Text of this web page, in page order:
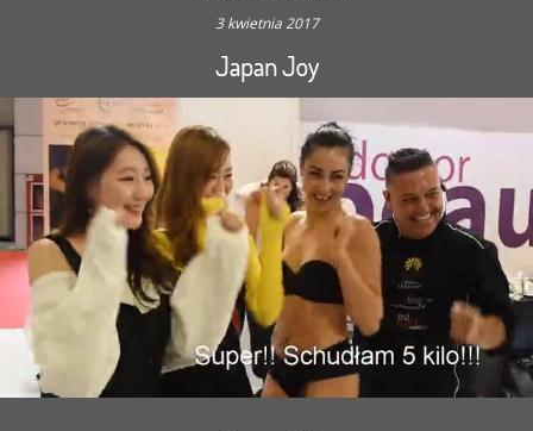
3 kwietnia 2017
Japan Joy